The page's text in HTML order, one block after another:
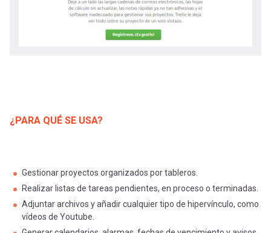
entrar
cuenta
¿PARA QUÉ SE USA?
Gestionar proyectos organizados por tableros.
Realizar listas de tareas pendientes, en proceso o terminadas.
Adjuntar archivos y añadir cualquier tipo de hipervínculo, como
vídeos de Youtube.